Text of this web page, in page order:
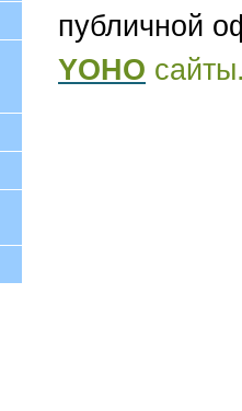
публичной
YOHO